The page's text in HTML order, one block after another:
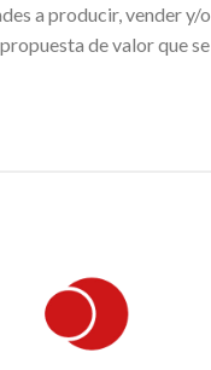
a producir, vender y/o
de valor que se